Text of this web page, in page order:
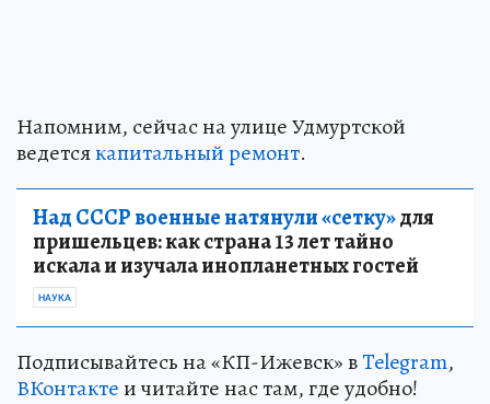
Напомним, сейчас на улице Удмуртской
ведетсякапитальный ремонт.
Над СССР военные натянули «сетку»для
пришельцев: как страна 13 лет тайно
искала и изучала инопланетных гостей
НАУКА
Подписывайтесь на «КП-Ижевск» вTelegram,
ВКонтактеи читайте нас там, где удобно!